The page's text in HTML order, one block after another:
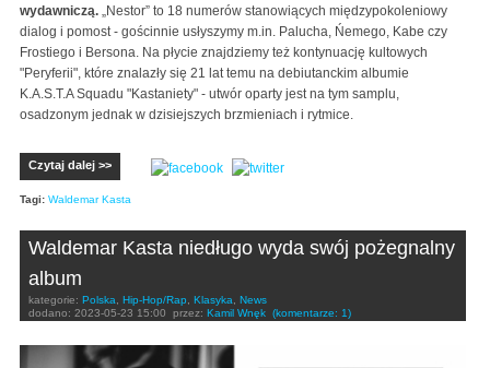
wydawniczą. „Nestor” to 18 numerów stanowiących międzypokoleniowy
dialog i pomost - gościnnie usłyszymy m.in. Palucha, Ńemego, Kabe czy
Frostiego i Bersona. Na płycie znajdziemy też kontynuację kultowych
"Peryferii", które znalazły się 21 lat temu na debiutanckim albumie
K.A.S.T.A Squadu "Kastaniety" - utwór oparty jest na tym samplu,
osadzonym jednak w dzisiejszych brzmieniach i rytmice.
Czytaj dalej >>
Tagi: Waldemar Kasta
Waldemar Kasta niedługo wyda swój pożegnalny
album
kategorie: Polska Hip-Hop/Rap Klasyka
News
dodano: 2023-05-23 15:00 przez: Kamil Wnęk (komentarze: 1)